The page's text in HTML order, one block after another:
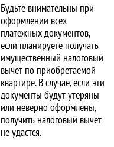
Будьте внимательны при
оформлении всех
платежных документов,
если планируете получать
имущественный налоговый
вычет по приобретаемой
квартире. В случае, если эти
документы будут утеряны
или неверно оформлены,
получить налоговый вычет
не удастся.